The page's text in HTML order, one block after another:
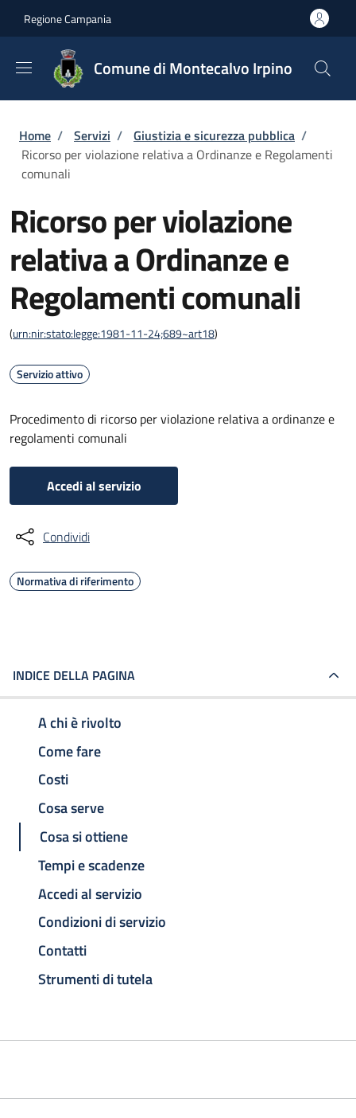
Regione Campania
Comune di Montecalvo Irpino
Briciole di pane
Home / Servizi / Giustizia e sicurezza pubblica /
Ricorso per violazione relativa a Ordinanze e Regolamenti
comunali
Ricorso per violazione
relativa a Ordinanze e
Regolamenti comunali
(urn:nir:stato:legge:1981-11-24;689~art18)
Servizio attivo
Procedimento di ricorso per violazione relativa a ordinanze e
regolamenti comunali
Accedi al servizio
Condividi
Normativa di riferimento
INDICE DELLA PAGINA
A chi è rivolto
Come fare
Costi
Cosa serve
Cosa si ottiene
Tempi e scadenze
Accedi al servizio
Condizioni di servizio
Contatti
Strumenti di tutela